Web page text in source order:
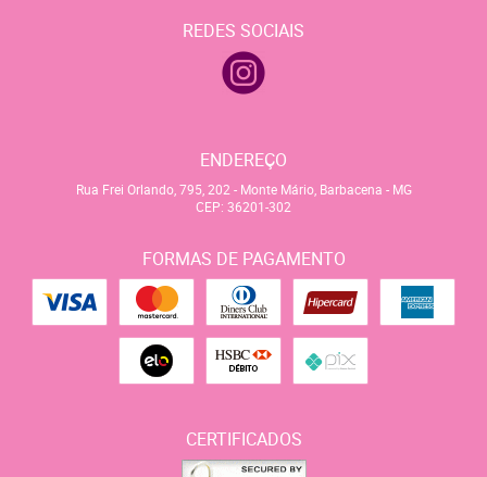
REDES SOCIAIS
ENDEREÇO
Rua Frei Orlando, 795, 202 - Monte Mário, Barbacena - MG
CEP: 36201-302
FORMAS DE PAGAMENTO
CERTIFICADOS